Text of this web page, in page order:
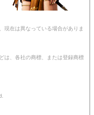
現在は異なっている場合がありま
は、各社の商標、または登録商標